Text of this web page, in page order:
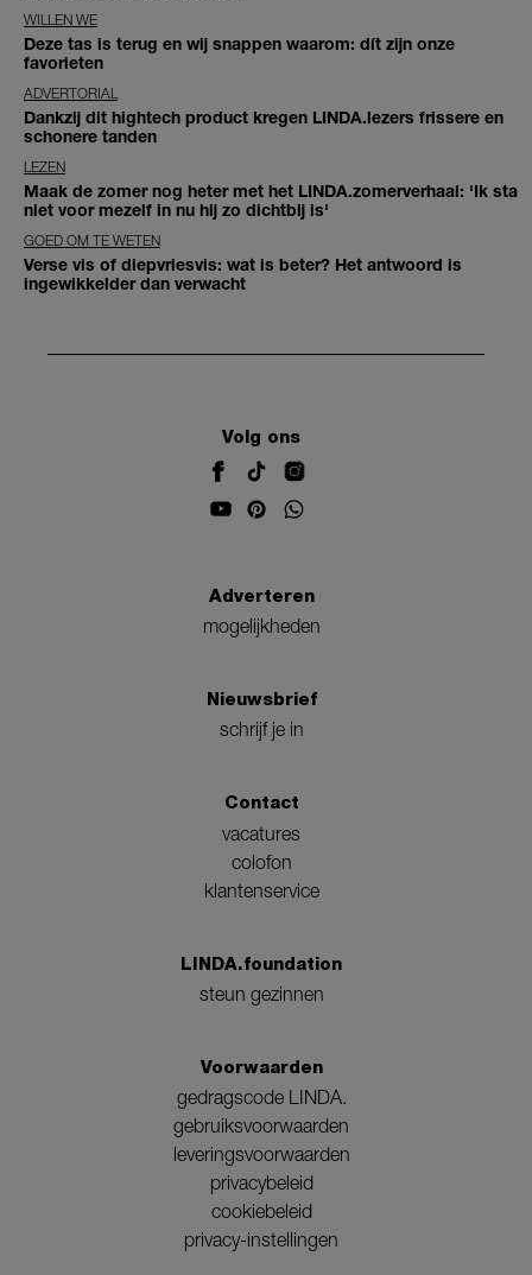
WILLEN WE
Deze tas is terug en wij snappen waarom: dít zijn onze
favorieten
ADVERTORIAL
Dankzij dit hightech product kregen LINDA.lezers frissere en
schonere tanden
LEZEN
Maak de zomer nog heter met het LINDA.zomerverhaal: 'Ik sta
niet voor mezelf in nu hij zo dichtbij is'
GOED OM TE WETEN
Verse vis of diepvriesvis: wat is beter? Het antwoord is
ingewikkelder dan verwacht
Volg ons
Adverteren
mogelijkheden
Nieuwsbrief
schrijf je in
Contact
vacatures
colofon
klantenservice
LINDA.foundation
steun gezinnen
Voorwaarden
gedragscode LINDA.
gebruiksvoorwaarden
leveringsvoorwaarden
privacybeleid
cookiebeleid
privacy-instellingen